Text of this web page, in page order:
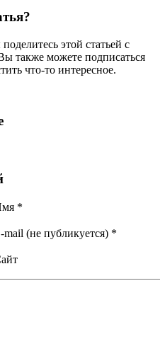
этой статьей с
также можете подписаться
что-то интересное.
*
mail (не публикуется) *